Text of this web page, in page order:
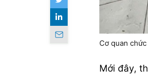
Cơ quan
Mới đây,